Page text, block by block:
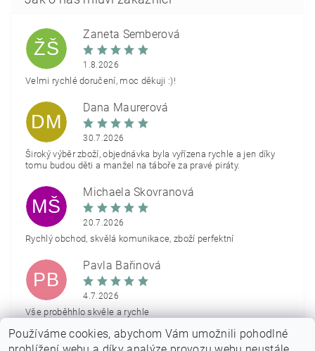
ŽŠ
Žaneta Šemberová
1.8.2026
Velmi rychlé doručení, moc děkuji :)!
DM
Dana Maurerová
30.7.2026
Široký výběr zboží, objednávka byla vyřízena rychle a jen díky
tomu budou děti a manžel na táboře za pravé piráty.
MŠ
Michaela Škovranová
20.7.2026
Rychlý obchod, skvělá komunikace, zboží perfektní
PB
Pavla Bařinová
4.7.2026
Vše proběhhlo skvěle a rychle
Zobrazit další hodnocení
Používáme cookies, abychom Vám umožnili pohodlné